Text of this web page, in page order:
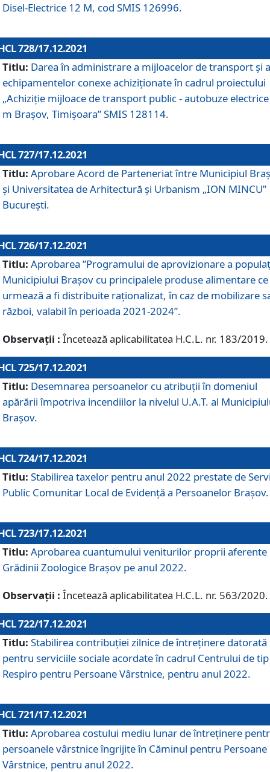
Disel-Electrice 12 M, cod SMIS 126996.
728/17.12.2021
Titlu: Darea în administrare a mijloacelor de transport și a
echipamentelor conexe achiziționate în cadrul proiectului
„Achiziție mijloace de transport public - autobuze
m Brașov, Timișoara” SMIS 128114.
727/17.12.2021
Titlu: Aprobare Acord de Parteneriat între Municipiul
și Universitatea de Arhitectură și Urbanism „ION MINCU”
București.
726/17.12.2021
Titlu: Aprobarea ”Programului de aprovizionare a
Municipiului Braşov cu principalele produse alimentare ce
urmează a fi distribuite raționalizat, în caz de mobilizare
război, valabil în perioada 2021-2024”.
Observații : Încetează aplicabilitatea H.C.L. nr. 183/2019.
725/17.12.2021
Titlu: Desemnarea persoanelor cu atribuții în domeniul
apărării împotriva incendiilor la nivelul U.A.T. al
Brașov.
724/17.12.2021
Titlu: Stabilirea taxelor pentru anul 2022 prestate de
Public Comunitar Local de Evidență a Persoanelor Braşov.
723/17.12.2021
Titlu: Aprobarea cuantumului veniturilor proprii aferente
Grădinii Zoologice Braşov pe anul 2022.
Observații : Încetează aplicabilitatea H.C.L. nr. 563/2020.
722/17.12.2021
Titlu: Stabilirea contribuţiei zilnice de întreținere datorată
pentru serviciile sociale acordate în cadrul Centrului de tip
Respiro pentru Persoane Vârstnice, pentru anul 2022.
721/17.12.2021
Titlu: Aprobarea costului mediu lunar de întreţinere
persoanele vârstnice îngrijite în Căminul pentru Persoane
Vârstnice, pentru anul 2022.